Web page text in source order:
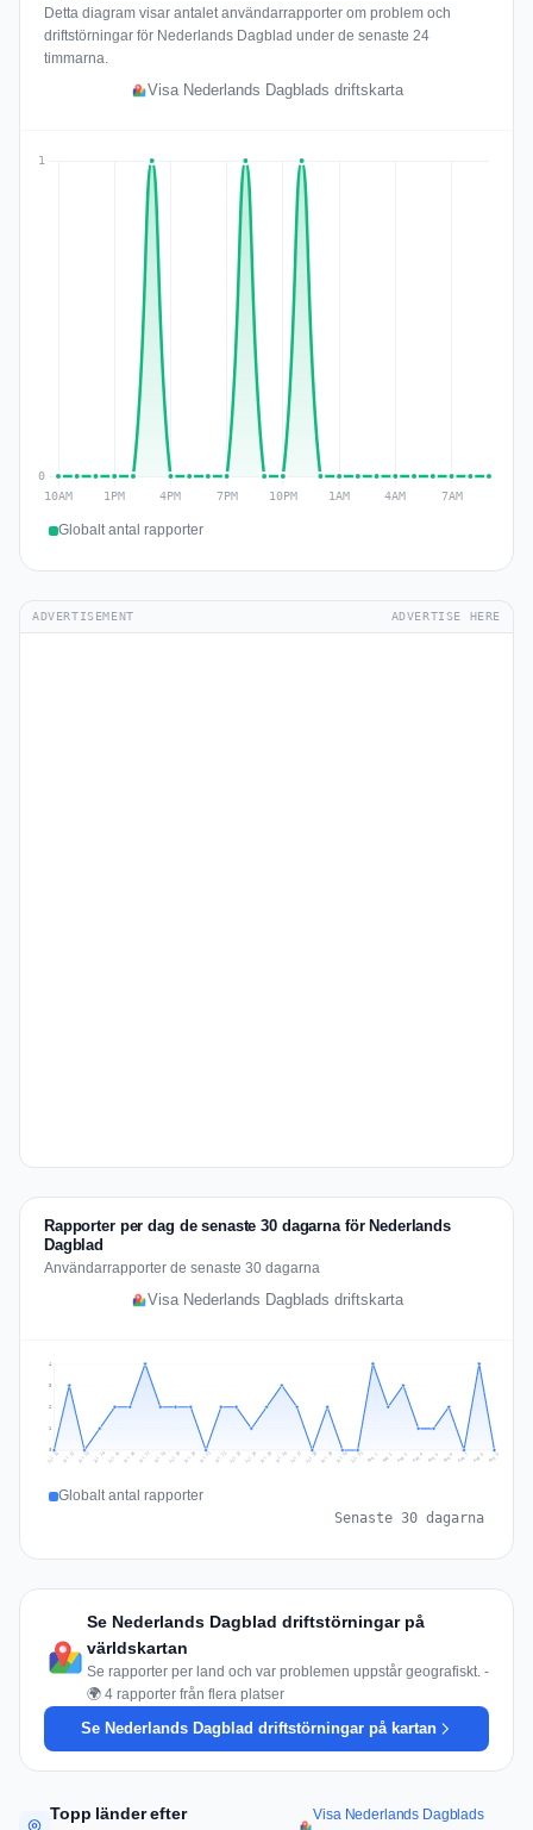
Detta diagram visar antalet användarrapporter om problem och
driftstörningar för Nederlands Dagblad under de senaste 24
timmarna.
Visa Nederlands Dagblads driftskarta
Globalt antal rapporter
ADVERTISEMENT ADVERTISE HERE
Rapporter per dag de senaste 30 dagarna för Nederlands
Dagblad
Användarrapporter de senaste 30 dagarna
Visa Nederlands Dagblads driftskarta
1
2
3
4
Jul 11 Jul 12 Jul 13 Jul 14 Jul 15 Jul 16 Jul 17 Jul 18 Jul 19 Jul 20 Jul 21 Jul 22 Jul 23 Jul 24 Jul 25 Jul 26 Jul 27 Jul 28 Jul 29 Jul 30 Jul 31 Aug 1 Aug 2 Aug 3 Aug 4 Aug 5 Aug 6 Aug 7 Aug 8 Aug 9
Globalt antal rapporter
Senaste 30 dagarna
Se Nederlands Dagblad driftstörningar på
världskartan
Se rapporter per land och var problemen uppstår geografiskt. -
🌍 4 rapporter från flera platser
Se Nederlands Dagblad driftstörningar på kartan
Topp länder efter
Visa Nederlands Dagblads